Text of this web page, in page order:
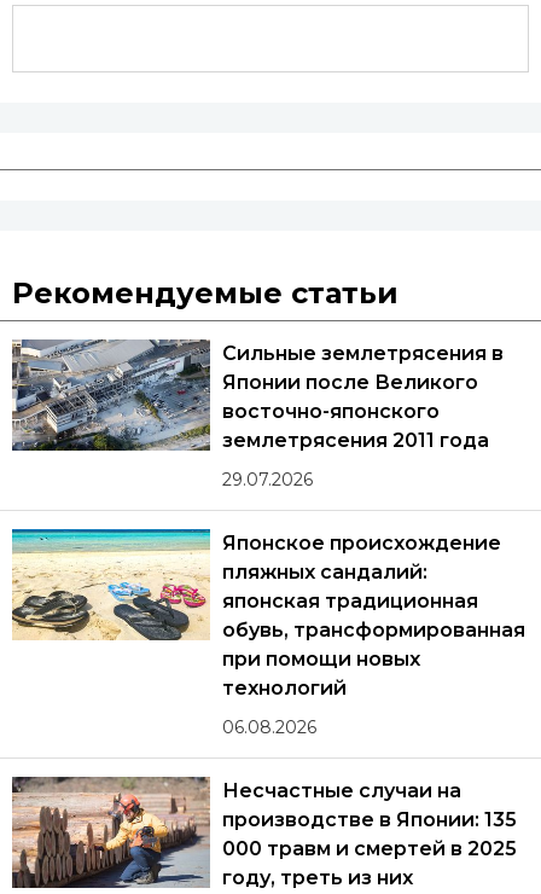
Рекомендуемые статьи
Сильные землетрясения в
Японии после Великого
восточно-японского
землетрясения 2011 года
29.07.2026
Японское происхождение
пляжных сандалий:
японская традиционная
обувь, трансформированная
при помощи новых
технологий
06.08.2026
Несчастные случаи на
производстве в Японии: 135
000 травм и смертей в 2025
году, треть из них